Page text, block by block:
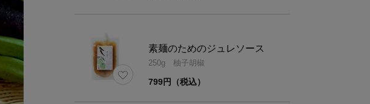
とうもろこしピュー
素麺のためのジュレソース
250g 柚子胡椒
799円（税込）